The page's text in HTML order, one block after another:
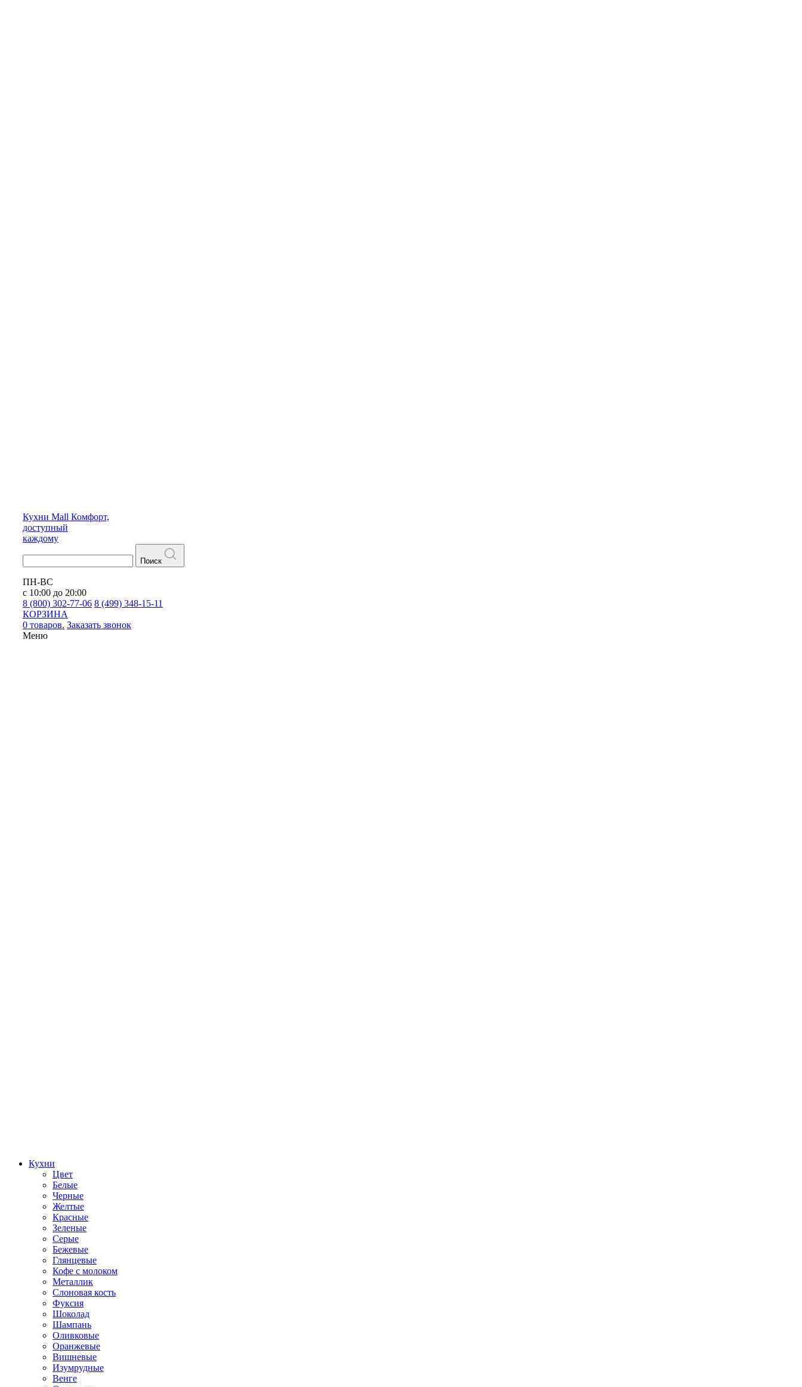
Кухни Mall Комфорт,
доступный
каждому
Поиск
ПН-ВС
с 10:00 до 20:00
8 (800) 302-77-06 8 (499) 348-15-11
КОРЗИНА
0 товаров. Заказать звонок
Меню
Кухни
Цвет
Белые
Черные
Желтые
Красные
Зеленые
Серые
Бежевые
Глянцевые
Кофе с молоком
Металлик
Слоновая кость
Фуксия
Шоколад
Шампань
Оливковые
Оранжевые
Вишневые
Изумрудные
Венге